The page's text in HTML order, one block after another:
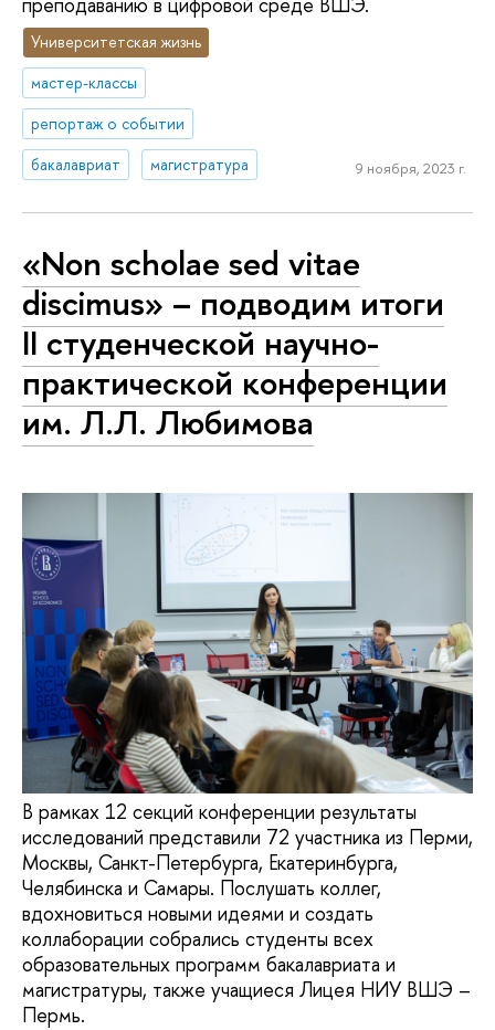
Университетская жизнь
мастер-классы
репортаж о событии
бакалавриат
магистратура 9 ноября, 2023 г.
«Non scholae sed vitae
discimus» – подводим итоги
II студенческой научно-
практической конференции
им. Л.Л. Любимова
В рамках 12 секций конференции результаты
исследований представили 72 участника из Перми,
Москвы, Санкт-Петербурга, Екатеринбурга,
Челябинска и Самары. Послушать коллег,
вдохновиться новыми идеями и создать
коллаборации собрались студенты всех
образовательных программ бакалавриата и
магистратуры, также учащиеся Лицея НИУ ВШЭ –
Пермь.